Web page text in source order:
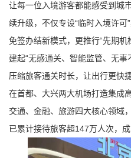
让每一位入境游客都能感受到城
续升级，不仅专设“临时入境许可
免签办结新模式，更推行“先期机
建起“无感通关、智能监管、无
压缩旅客通关时长，让出行更快
在首都、大兴两大机场打造集成
交通、金融、旅游四大核心领域
已累计接待旅客超147万人次，